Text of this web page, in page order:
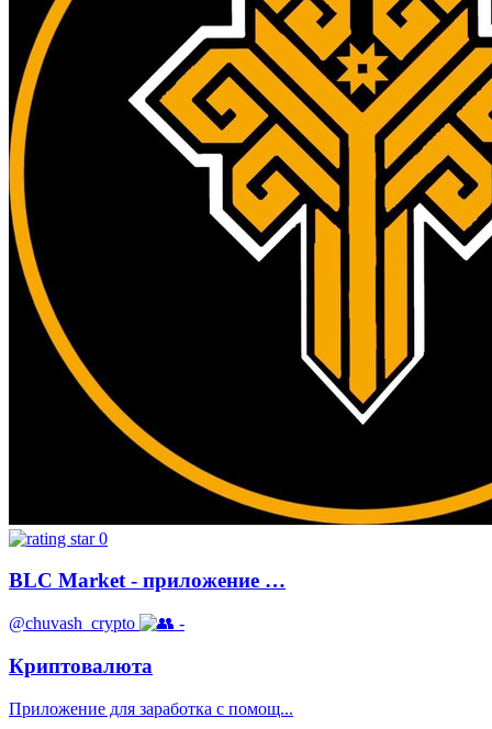
0
BLC Market - приложение …
@chuvash_crypto -
Криптовалюта
Приложение для заработка с помощ...